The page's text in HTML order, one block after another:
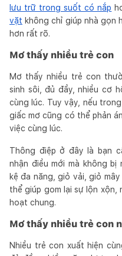
lưu trữ trong suốt có nắp
vặt không chỉ giúp nhà gọn
hơn rất rõ.
Mơ thấy nhiều trẻ con
Mơ thấy nhiều trẻ con
sinh sôi, đủ đầy, nhiều cơ
cùng lúc. Tuy vậy, nếu
giấc mơ cũng có thể phản
việc cùng lúc.
Thông điệp ở đây là bạn
nhận điều mới mà không bị
kệ đa năng, giỏ vải, giỏ
thể giúp gom lại sự lộn xộn,
hoạt chung.
Mơ thấy nhiều trẻ con
Nhiều trẻ con xuất hiện